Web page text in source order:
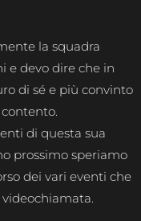
la squadra
e devo dire che in
di sé e più convinto
di questa sua
prossimo speriamo
dei vari eventi che